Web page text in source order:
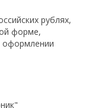
рублях,
форме,
оформлении